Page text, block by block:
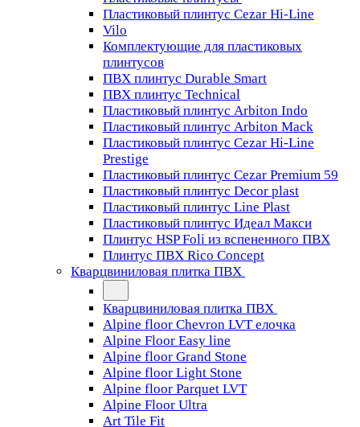
Пластиковый плинтус Cezar Hi-Line
Vilo
Комплектующие для пластиковых
плинтусов
ПВХ плинтус Durable Smart
ПВХ плинтус Technical
Пластиковый плинтус Arbiton Indo
Пластиковый плинтус Arbiton Mack
Пластиковый плинтус Cezar Hi-Line
Prestige
Пластиковый плинтус Cezar Premium 59
Пластиковый плинтус Decor plast
Пластиковый плинтус Line Plast
Пластиковый плинтус Идеал Макси
Плинтус HSP Foli из вспененного ПВХ
Плинтус ПВХ Rico Concept
Кварцвиниловая плитка ПВХ
Кварцвиниловая плитка ПВХ
Alpine floor Chevron LVT елочка
Alpine Floor Easy line
Alpine floor Grand Stone
Alpine floor Light Stone
Alpine floor Parquet LVT
Alpine Floor Ultra
Art Tile Fit